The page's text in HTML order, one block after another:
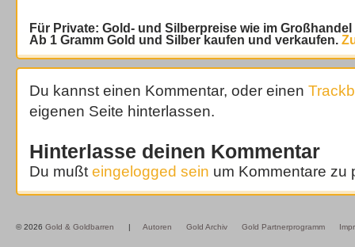
Für Private: Gold- und Silberpreise wie im
Ab 1 Gramm Gold und Silber kaufen und verkaufen.
Du kannst einen Kommentar, oder einen
eigenen Seite hinterlassen.
Hinterlasse deinen Kommentar
Du mußt eingelogged sein um Kommentare zu
© 2026 Gold & Goldbarren | Autoren Gold Archiv Gold Partnerprogramm